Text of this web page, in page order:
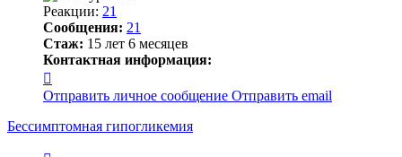
Реакции: 21
Сообщения: 21
Стаж: 15 лет 6 месяцев
Контактная информация:
информация
пользователя
Spoon
Отправить личное сообщение Отправить email
Бессимптомная гипогликемия